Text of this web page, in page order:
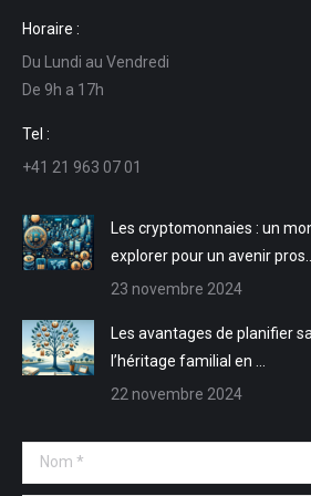
Facebook
s'ouvre
dans
une
LinkedIn
s'ouvre
dans
mail Web
Horaire :
Du Lundi au Vendredi
De 9h a 17h
Tel :
+41 21 963 07 01
Les cryptomonnaies : un
explorer pour un avenir pros…
23 novembre 2024
Les avantages de planifier
l’héritage familial en …
22 novembre 2024
Nom *